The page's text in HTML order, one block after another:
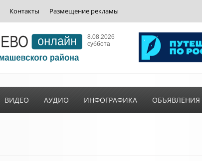
Контакты Размещение рекламы
8.08.2026
суббота
ВИДЕО АУДИО ИНФОГРАФИКА ОБЪЯВЛЕНИЯ